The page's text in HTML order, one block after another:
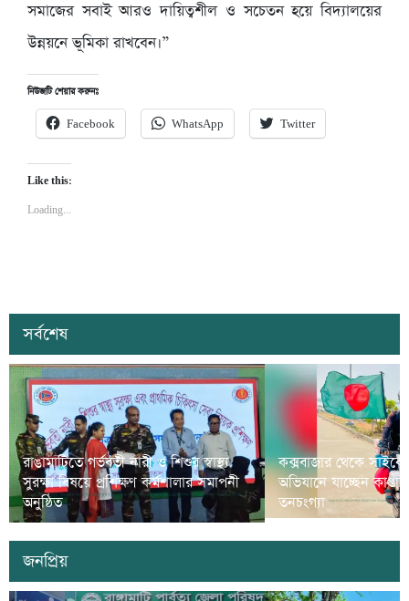
সমাজের সবাই আরও দায়িত্বশীল ও সচেতন হয়ে বিদ্যালয়ের
উন্নয়নে ভূমিকা রাখবেন।”
নিউজটি শেয়ার করুনঃ
Facebook WhatsApp Twitter
Like this:
Loading...
সর্বশেষ
রাঙামাটিতে গর্ভবতী নারী ও শিশুর স্বাস্থ্য
সুরক্ষা বিষয়ে প্রশিক্ষণ কর্মশালার সমাপনী
অনুষ্ঠিত
কক্সবাজার থেকে
অভিযানে যাচ্ছেন
তনচংগ্যা
জনপ্রিয়